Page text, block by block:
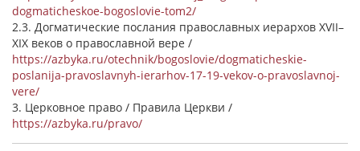
dogmaticheskoe-bogoslovie-tom2/
2.3. Догматические послания православных иерархов XVII–
XIX веков о православной вере /
https://azbyka.ru/otechnik/bogoslovie/dogmaticheskie-
poslanija-pravoslavnyh-ierarhov-17-19-vekov-o-pravoslavnoj-
vere/
3. Церковное право / Правила Церкви /
https://azbyka.ru/pravo/